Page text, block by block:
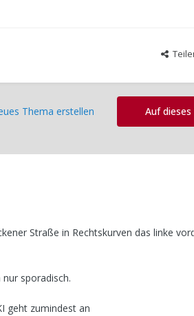
Auf
Thema erstellen
Straße in Rechtskurven das linke
sporadisch.
geht zumindest an